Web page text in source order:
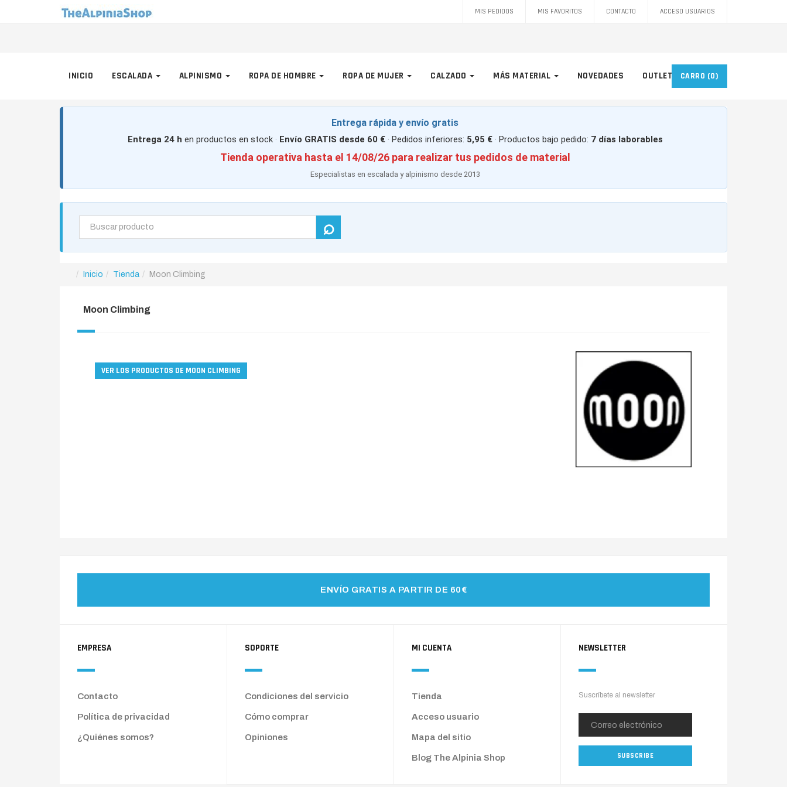
MIS PEDIDOS MIS FAVORITOS CONTACTO ACCESO USUARIOS
INICIO ESCALADA ALPINISMO ROPA DE HOMBRE ROPA DE MUJER CALZADO MÁS MATERIAL NOVEDADES OUTLET CARRO (0)
Entrega rápida y envío gratis
Entrega 24 h en productos en stock · Envío GRATIS desde 60 €· Pedidos inferiores: 5,95 €· Productos bajo pedido: 7 días laborables
Tienda operativa hasta el 14/08/26 para realizar tus pedidos de material
Especialistas en escalada y alpinismo desde 2013
Inicio Tienda Moon Climbing
Moon Climbing
VER LOS PRODUCTOS DE MOON CLIMBING
ENVÍO GRATIS A PARTIR DE 60€
EMPRESA
Contacto
Política de privacidad
¿Quiénes somos?
SOPORTE
Condiciones del servicio
Cómo comprar
Opiniones
MI CUENTA
Tienda
Acceso usuario
Mapa del sitio
Blog The Alpinia Shop
NEWSLETTER
Suscríbete al newsletter